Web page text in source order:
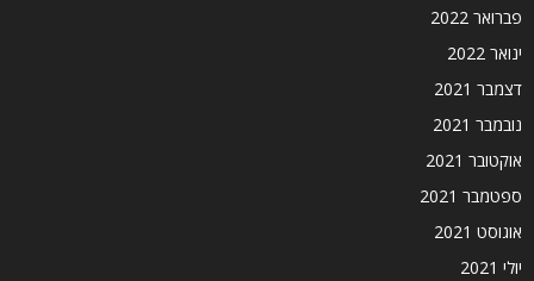
פברואר 2022
ינואר 2022
דצמבר 2021
נובמבר 2021
אוקטובר 2021
ספטמבר 2021
אוגוסט 2021
יולי 2021